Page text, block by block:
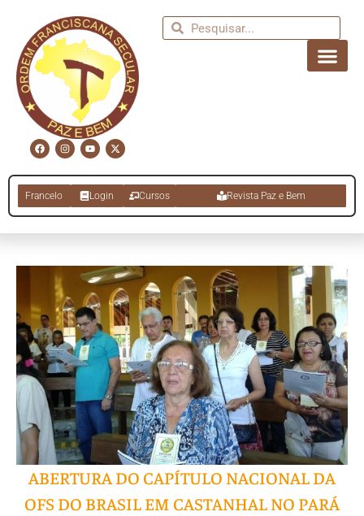
Francelo Login Cursos Revista Paz e Bem
ABERTURA DO CAPÍTULO NACIONAL DA
OFS DO BRASIL EM CASTANHAL NO PARÁ